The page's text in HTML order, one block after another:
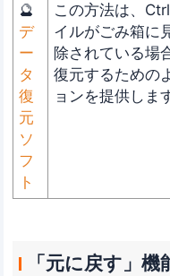
🔮
デ
ー
タ
復
元
ソ
フ
ト
この方法は、
イルがごみ箱に
除されている場
復元するための
ョンを提供しま
「元に戻す」